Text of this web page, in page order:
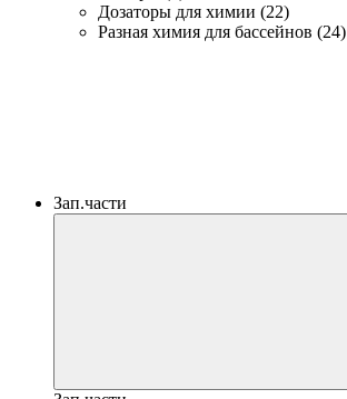
Дозаторы для химии (22)
Разная химия для бассейнов (24)
Зап.части